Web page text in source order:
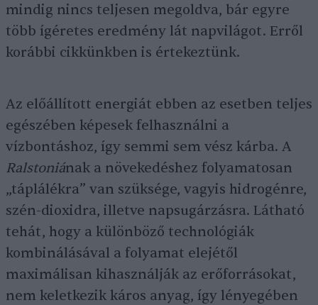
mindig nincs teljesen megoldva, bár egyre
több ígéretes eredmény lát napvilágot. Erről
korábbi cikkünkben is értekeztünk.
Az előállított energiát ebben az esetben teljes
egészében képesek felhasználni a
vízbontáshoz, így semmi sem vész kárba. A
Ralstoniának a növekedéshez folyamatosan
„táplálékra” van szüksége, vagyis hidrogénre,
szén-dioxidra, illetve napsugárzásra. Látható
tehát, hogy a különböző technológiák
kombinálásával a folyamat elejétől
maximálisan kihasználják az erőforrásokat,
nem keletkezik káros anyag, így lényegében